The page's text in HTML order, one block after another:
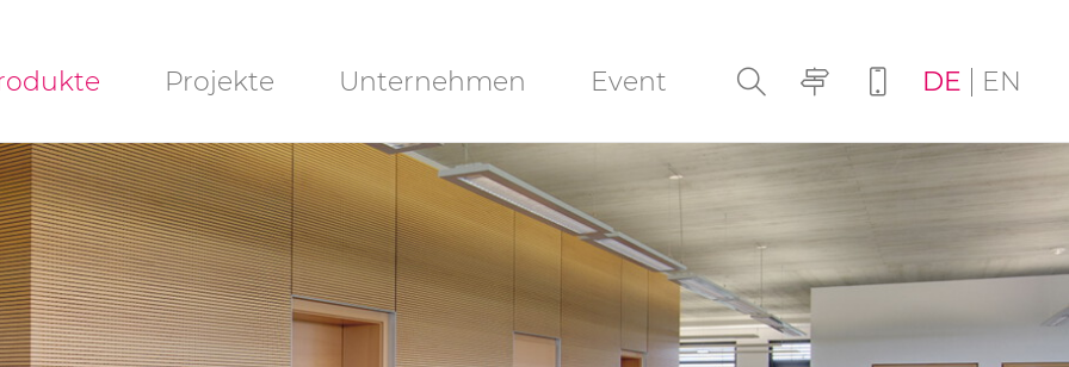
DE EN
Navigation
überspringen
Lite
Lite
Projekte Unternehmen
Downloads
Event